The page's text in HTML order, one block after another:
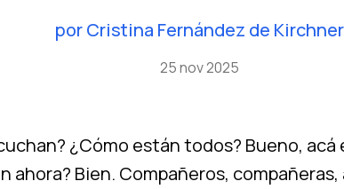
por Cristina Fernández de Kirchner
25 nov 2025
¿Cómo están todos? Bueno, acá
ahora? Bien. Compañeros, compañeras,